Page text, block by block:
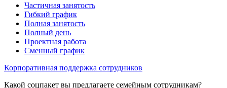
Частичная занятость
Гибкий график
Полная занятость
Полный день
Проектная работа
Сменный график
Корпоративная поддержка сотрудников
Какой соцпакет вы предлагаете семейным сотрудникам?